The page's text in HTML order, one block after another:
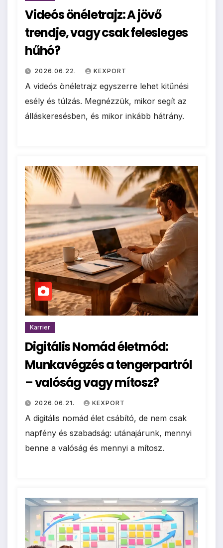
Videós önéletrajz: A jövő
trendje, vagy csak felesleges
hűhó?
2026.06.22. KEXPORT
A videós önéletrajz egyszerre lehet kitűnési
esély és túlzás. Megnézzük, mikor segít az
álláskeresésben, és mikor inkább hátrány.
Karrier
Digitális Nomád életmód:
Munkavégzés a tengerpartról
– valóság vagy mítosz?
2026.06.21. KEXPORT
A digitális nomád élet csábító, de nem csak
napfény és szabadság: utánajárunk, mennyi
benne a valóság és mennyi a mítosz.